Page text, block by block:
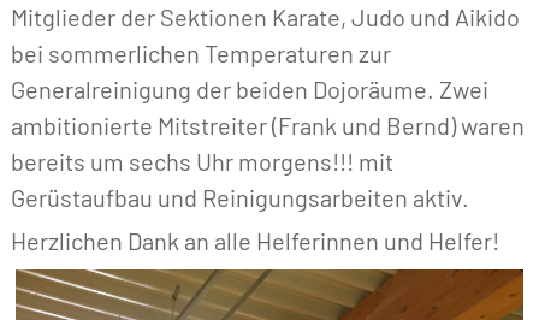
Mitglieder der Sektionen Karate, Judo und Aikido
bei sommerlichen Temperaturen zur
Generalreinigung der beiden Dojoräume. Zwei
ambitionierte Mitstreiter (Frank und Bernd) waren
bereits um sechs Uhr morgens!!! mit
Gerüstaufbau und Reinigungsarbeiten aktiv.
Herzlichen Dank an alle Helferinnen und Helfer!